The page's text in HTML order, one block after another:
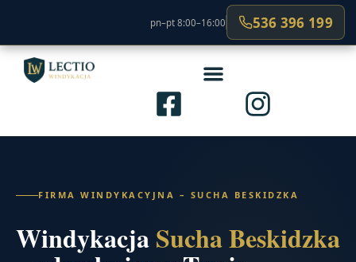
pn–pt 8:00–16:00 536 396 199
FIRMA WINDYKACYJNA – SUCHA BESKIDZKA
WindykacjaSucha Beskidzka